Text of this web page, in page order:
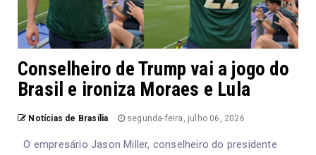
Conselheiro de Trump vai a jogo do
Brasil e ironiza Moraes e Lula
Notícias de Brasília segunda-feira, julho 06, 2026
O empresário Jason Miller, conselheiro do presidente